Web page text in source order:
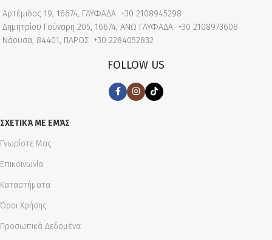
Αρτέμιδος 19, 16674, ΓΛΥΦΑΔΑ +30 2108945298
Δημητρίου Γούναρη 205, 16674, ΑΝΩ ΓΛΥΦΑΔΑ +30 2108973608
Νάουσα, 84401, ΠΑΡΟΣ +30 2284052832
FOLLOW US
ΣΧΕΤΙΚΆ ΜΕ ΕΜΆΣ
Γνωρίστε Μας
Επικοινωνία
Καταστήματα
Όροι Χρήσης
Προσωπικά Δεδομένα